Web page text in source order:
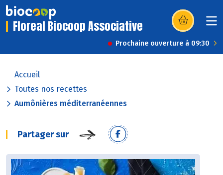
Floreal Biocoop Associative (s’ouvre dans
Prochaine ouverture à 09:30
Accueil
Toutes nos recettes
Aumônières méditerranéennes
Partager sur